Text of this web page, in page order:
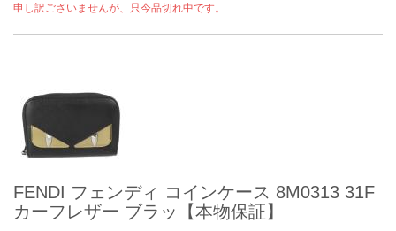
申し訳ございませんが、只今品切れ中です。
FENDI フェンディ コインケース 8M0313 31F
カーフレザー ブラッ【本物保証】